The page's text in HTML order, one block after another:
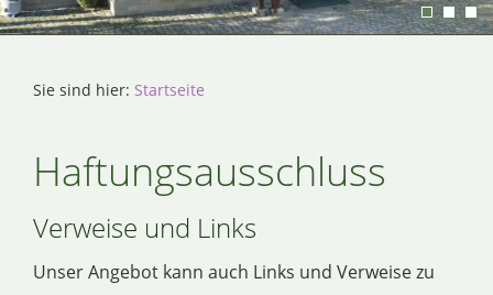
Sie sind hier: Startseite
Haftungsausschluss
Verweise und Links
Unser Angebot kann auch Links und Verweise zu